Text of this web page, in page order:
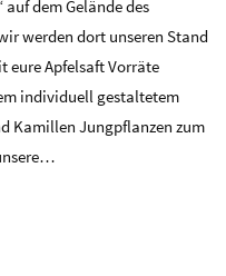
dem Gelände des
werden dort unseren Stand
eure Apfelsaft Vorräte
individuell gestaltetem
Kamillen Jungpflanzen zum